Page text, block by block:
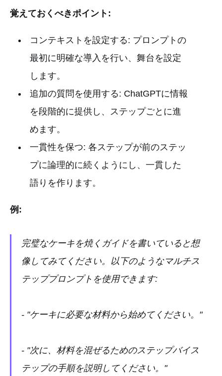
覚えておくべきポイント:
コンテキストを設定する: プロンプトの
最初に明確な導入を行い、舞台を設定
します。
追加の質問を使用する: ChatGPTに情報
を段階的に提供し、ステップごとに進
めます。
一貫性を保つ: 各ステップが前のステッ
プに論理的に続くようにし、一貫した
語りを作ります。
例:
完璧なケーキを焼くガイドを書いていると想
像してみてください。以下のようなマルチス
テッププロンプトを使用できます:
- "ケーキに必要な材料から始めてください。"
- "次に、材料を混ぜるためのステップバイス
テップの手順を説明してください。"